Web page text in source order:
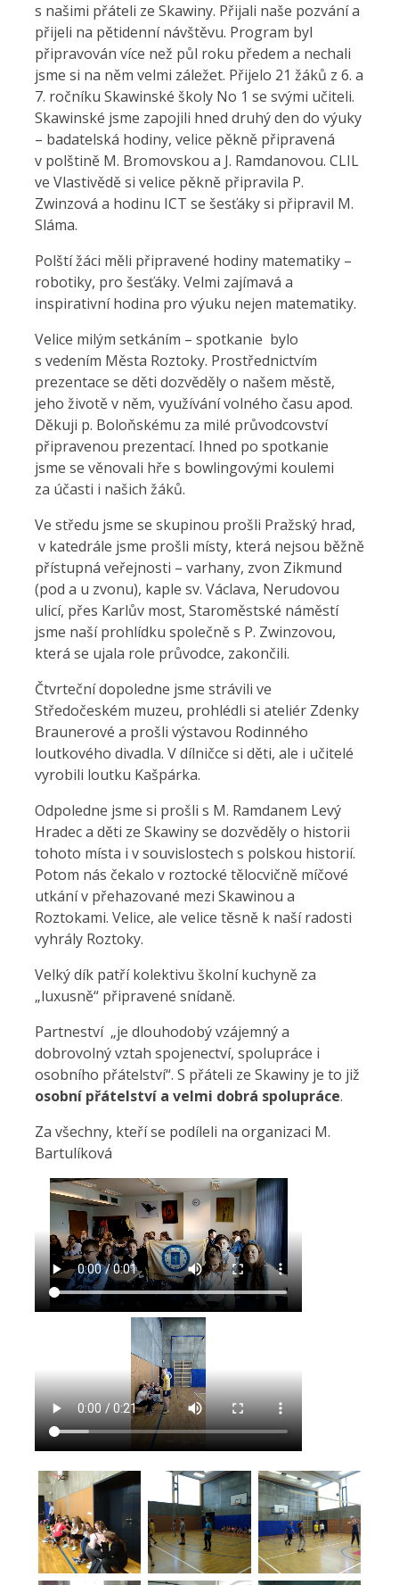
s našimi přáteli ze Skawiny. Přijali naše pozvání a
přijeli na pětidenní návštěvu. Program byl
připravován více než půl roku předem a nechali
jsme si na něm velmi záležet. Přijelo 21 žáků z 6. a
7. ročníku Skawinské školy No 1 se svými učiteli.
Skawinské jsme zapojili hned druhý den do výuky
– badatelská hodiny, velice pěkně připravená
v polštině M. Bromovskou a J. Ramdanovou. CLIL
ve Vlastivědě si velice pěkně připravila P.
Zwinzová a hodinu ICT se šesťáky si připravil M.
Sláma.
Polští žáci měli připravené hodiny matematiky –
robotiky, pro šesťáky. Velmi zajímavá a
inspirativní hodina pro výuku nejen matematiky.
Velice milým setkáním – spotkanie bylo
s vedením Města Roztoky. Prostřednictvím
prezentace se děti dozvěděly o našem městě,
jeho životě v něm, využívání volného času apod.
Děkuji p. Boloňskému za milé průvodcovství
připravenou prezentací. Ihned po spotkanie
jsme se věnovali hře s bowlingovými koulemi
za účasti i našich žáků.
Ve středu jsme se skupinou prošli Pražský hrad,
v katedrále jsme prošli místy, která nejsou běžně
přístupná veřejnosti – varhany, zvon Zikmund
(pod a u zvonu), kaple sv. Václava, Nerudovou
ulicí, přes Karlův most, Staroměstské náměstí
jsme naší prohlídku společně s P. Zwinzovou,
která se ujala role průvodce, zakončili.
Čtvrteční dopoledne jsme strávili ve
Středočeském muzeu, prohlédli si ateliér Zdenky
Braunerové a prošli výstavou Rodinného
loutkového divadla. V dílničce si děti, ale i učitelé
vyrobili loutku Kašpárka.
Odpoledne jsme si prošli s M. Ramdanem Levý
Hradec a děti ze Skawiny se dozvěděly o historii
tohoto místa i v souvislostech s polskou historií.
Potom nás čekalo v roztocké tělocvičně míčové
utkání v přehazované mezi Skawinou a
Roztokami. Velice, ale velice těsně k naší radosti
vyhrály Roztoky.
Velký dík patří kolektivu školní kuchyně za
„luxusně“ připravené snídaně.
Partneství „je dlouhodobý vzájemný a
dobrovolný vztah spojenectví, spolupráce i
osobního přátelství“. S přáteli ze Skawiny je to již
osobní přátelství a velmi dobrá spolupráce.
Za všechny, kteří se podíleli na organizaci M.
Bartulíková